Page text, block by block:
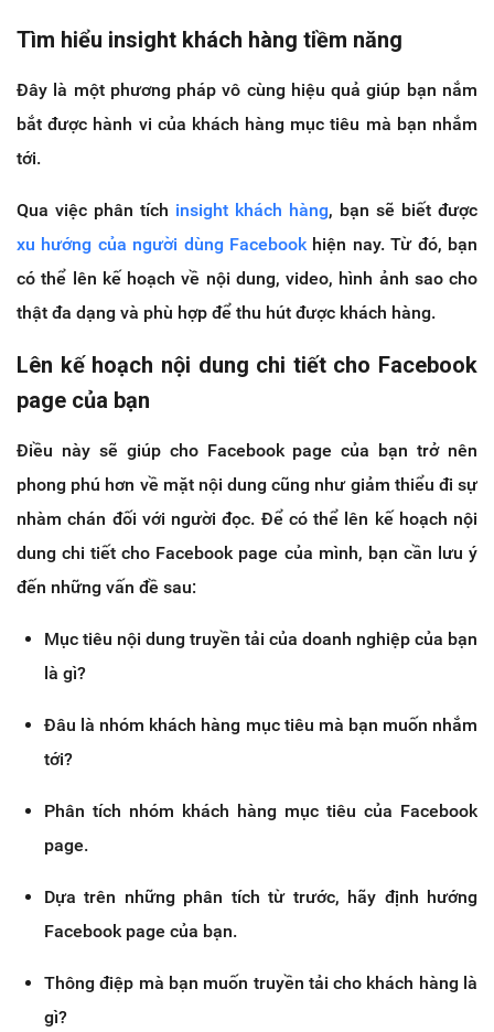
Tìm hiểu insight khách hàng tiềm năng
Đây là một phương pháp vô cùng hiệu quả giúp bạn nắm
bắt được hành vi của khách hàng mục tiêu mà bạn nhắm
tới.
Qua việc phân tích insight khách hàng, bạn sẽ biết được
xu hướng của người dùng Facebookhiện nay. Từ đó, bạn
có thể lên kế hoạch về nội dung, video, hình ảnh sao cho
thật đa dạng và phù hợp để thu hút được khách hàng.
Lên kế hoạch nội dung chi tiết cho Facebook
page của bạn
Điều này sẽ giúp cho Facebook page của bạn trở nên
phong phú hơn về mặt nội dung cũng như giảm thiểu đi sự
nhàm chán đối với người đọc. Để có thể lên kế hoạch nội
dung chi tiết cho Facebook page của mình, bạn cần lưu ý
đến những vấn đề sau:
Mục tiêu nội dung truyền tải của doanh nghiệp của bạn
là gì?
Đâu là nhóm khách hàng mục tiêu mà bạn muốn nhắm
tới?
Phân tích nhóm khách hàng mục tiêu của Facebook
page.
Dựa trên những phân tích từ trước, hãy định hướng
Facebook page của bạn.
Thông điệp mà bạn muốn truyền tải cho khách hàng là
gì?